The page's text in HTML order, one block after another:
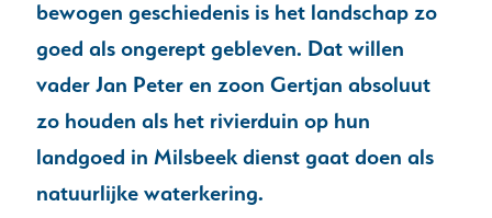
bewogen geschiedenis is het landschap zo
goed als ongerept gebleven. Dat willen
vader Jan Peter en zoon Gertjan absoluut
zo houden als het rivierduin op hun
landgoed in Milsbeek dienst gaat doen als
natuurlijke waterkering.